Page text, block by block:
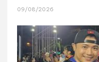
09/08/2026